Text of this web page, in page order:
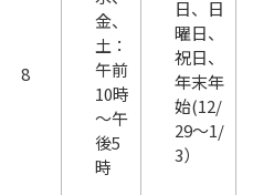
8
金、
土：
午前
10時
～午
後5
時
日、日
曜日、
祝日、
年末年
始(12/
29～1/
3）